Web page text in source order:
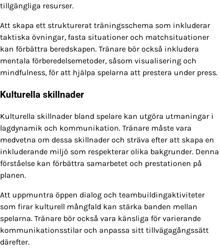
tillgängliga resurser.
Att skapa ett strukturerat träningsschema som inkluderar
taktiska övningar, fasta situationer och matchsituationer
kan förbättra beredskapen. Tränare bör också inkludera
mentala förberedelsemetoder, såsom visualisering och
mindfulness, för att hjälpa spelarna att prestera under press.
Kulturella skillnader
Kulturella skillnader bland spelare kan utgöra utmaningar i
lagdynamik och kommunikation. Tränare måste vara
medvetna om dessa skillnader och sträva efter att skapa en
inkluderande miljö som respekterar olika bakgrunder. Denna
förståelse kan förbättra samarbetet och prestationen på
planen.
Att uppmuntra öppen dialog och teambuildingaktiviteter
som firar kulturell mångfald kan stärka banden mellan
spelarna. Tränare bör också vara känsliga för varierande
kommunikationsstilar och anpassa sitt tillvägagångssätt
därefter.